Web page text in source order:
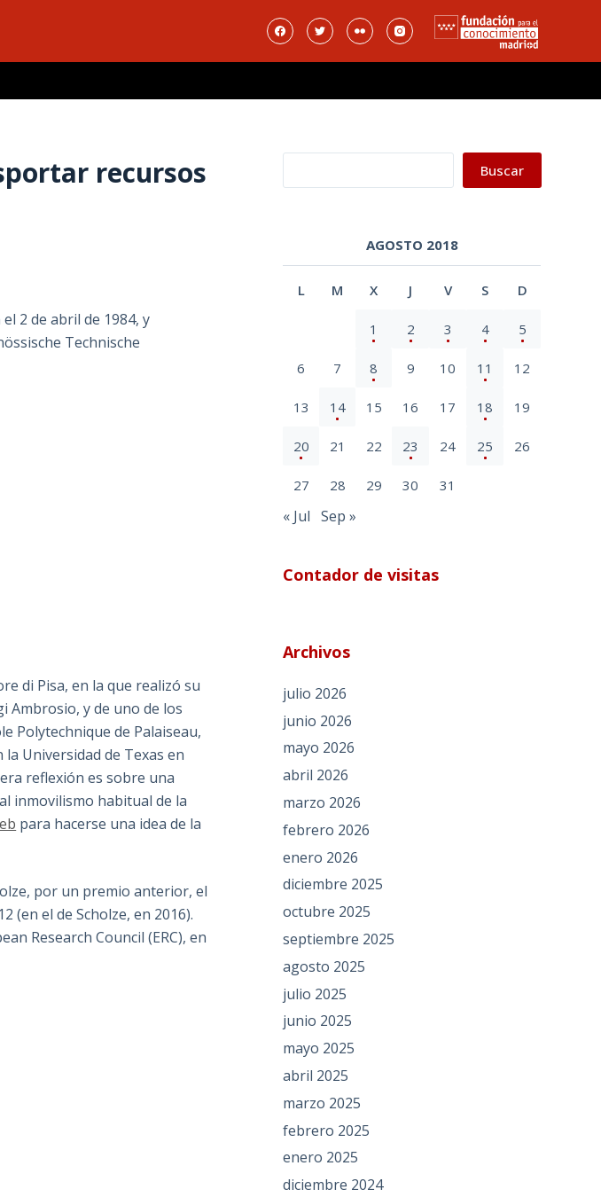
recursos
2 de abril de 1984, y
Technische
di Pisa, en la que realizó su
Ambrosio, y de uno de los
Polytechnique de Palaiseau,
Universidad de Texas en
reflexión es sobre una
inmovilismo habitual de la
para hacerse una idea de la
por un premio anterior, el
(en el de Scholze, en 2016).
Research Council (ERC), en
Buscar
AGOSTO 2018
L M X J V S D
1 2 3 4 5
6 7 8 9 10 11 12
13 14 15 16 17 18 19
20 21 22 23 24 25 26
27 28 29 30 31
« Jul Sep »
Contador de visitas
Archivos
julio 2026
junio 2026
mayo 2026
abril 2026
marzo 2026
febrero 2026
enero 2026
diciembre 2025
octubre 2025
septiembre 2025
agosto 2025
julio 2025
junio 2025
mayo 2025
abril 2025
marzo 2025
febrero 2025
enero 2025
diciembre 2024